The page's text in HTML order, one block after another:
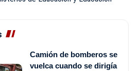
Camión de bomberos se
vuelca cuando se dirigía